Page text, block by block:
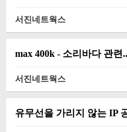
서진네트웍스
max 400k - 소리바다 관련
서진네트웍스
유무선을 가리지 않는 IP